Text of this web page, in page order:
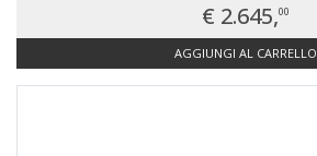
€ 2.645,00
AGGIUNGI AL CARRELLO